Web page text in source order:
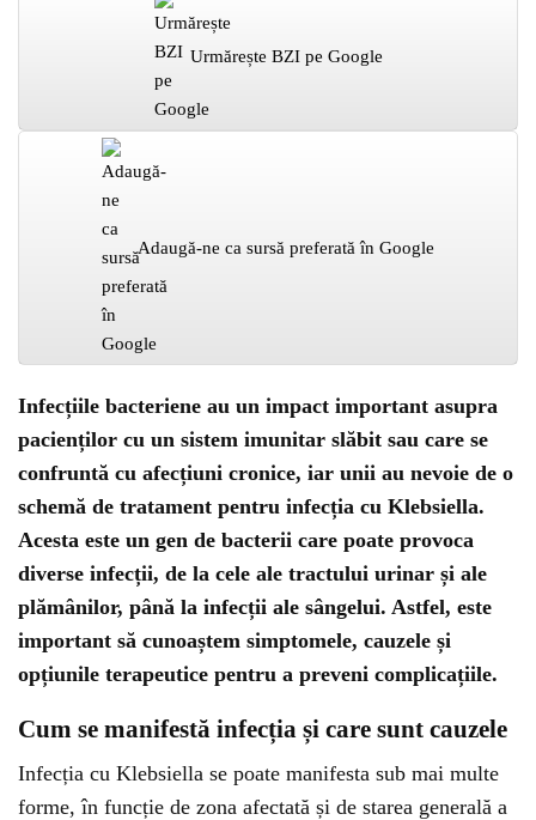
Urmărește BZI pe Google
Adaugă-ne ca sursă preferată în Google
Infecțiile bacteriene au un impact important asupra
pacienților cu un sistem imunitar slăbit sau care se
confruntă cu afecțiuni cronice, iar unii au nevoie de o
schemă de tratament pentru infecția cu Klebsiella.
Acesta este un gen de bacterii care poate provoca
diverse infecții, de la cele ale tractului urinar și ale
plămânilor, până la infecții ale sângelui. Astfel, este
important să cunoaștem simptomele, cauzele și
opțiunile terapeutice pentru a preveni complicațiile.
Cum se manifestă infecția și care sunt cauzele
Infecția cu Klebsiella se poate manifesta sub mai multe
forme, în funcție de zona afectată și de starea generală a